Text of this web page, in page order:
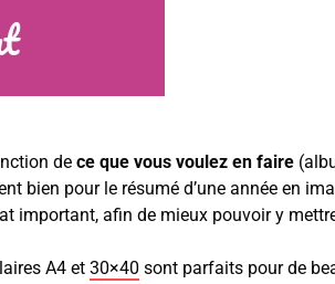
de ce que vous voulez en faire
bien pour le résumé d’une année en
important, afin de mieux pouvoir y
A4 et 30×40 sont parfaits pour de